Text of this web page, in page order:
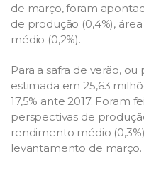
de março, foram
de produção (0,4%),
médio (0,2%).
Para a safra de verão,
estimada em 25,63
17,5% ante 2017. Foram
perspectivas de
rendimento médio
levantamento de março.